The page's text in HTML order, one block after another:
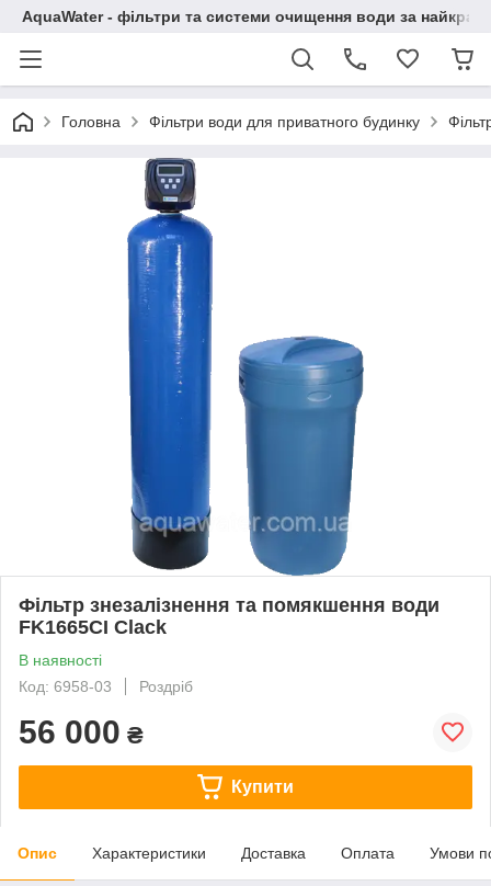
AquaWater - фільтри та системи очищення води за
Головна Фільтри води для приватного будинку
Фільтр знезалізнення та помякшення води
FK1665CI Clack
В наявності
Код: 6958-03
Роздріб
56 000 ₴
Купити
Опис Характеристики Доставка Оплата Умови